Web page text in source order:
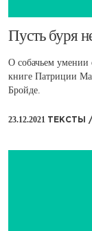
Пусть буря
О собачьем умении
книге Патриции
Бройде.
23.12.2021 ТЕКСТЫ /